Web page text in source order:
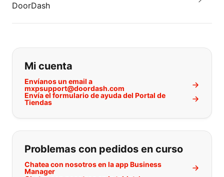
DoorDash
Si no puede encontrar lo que está
Mi cuenta
Envíanos un email a
mxpsupport@doordash.com
Envía el formulario de ayuda del Portal de
Tiendas
Problemas con pedidos en curso
Chatea con nosotros en la app Business
Manager